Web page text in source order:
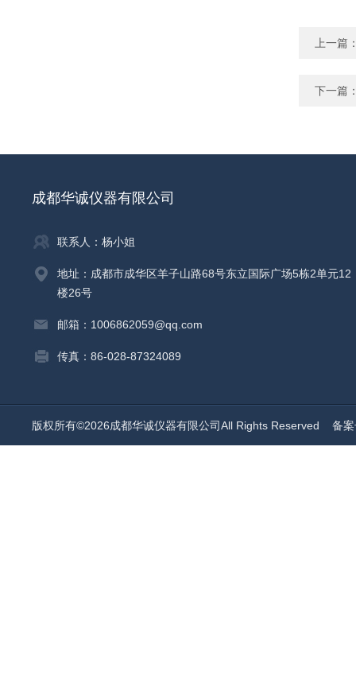
上一篇
下一篇
成都华诚仪器有限公司
联系人：杨小姐
地址：成都市成华区羊子山路68号东立国际广场5栋2单元12
楼26号
邮箱：1006862059@qq.com
传真：86-028-87324089
版权所有©2026成都华诚仪器有限公司All Rights Reserved 备